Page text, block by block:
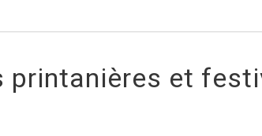
printanières et